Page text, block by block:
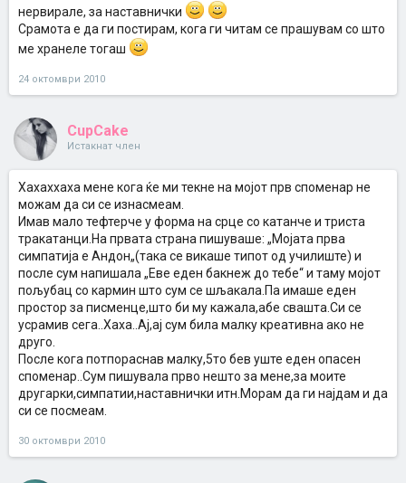
нервирале, за наставнички
Срамота е да ги постирам, кога ги читам се прашувам со што
ме хранеле тогаш
24 октомври 2010
CupCake
Истакнат член
Хахаххаха мене кога ќе ми текне на мојот прв споменар не
можам да си се изнасмеам.
Имав мало тефтерче у форма на срце со катанче и триста
тракатанци.На првата страна пишуваше: „Мојата прва
симпатија е Андон„(така се викаше типот од училиште) и
после сум напишала „Еве еден бакнеж до тебе“ и таму мојот
пољубац со кармин што сум се шљакала.Па имаше еден
простор за писменце,што би му кажала,абе свашта.Си се
усрамив сега..Хаха..Ај,ај сум била малку креативна ако не
друго.
После кога потпораснав малку,5то бев уште еден опасен
споменар..Сум пишувала прво нешто за мене,за моите
другарки,симпатии,наставнички итн.Морам да ги најдам и да
си се посмеам.
30 октомври 2010